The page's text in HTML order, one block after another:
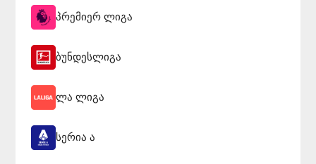
პრემიერ ლიგა
ბუნდესლიგა
ლა ლიგა
სერია ა